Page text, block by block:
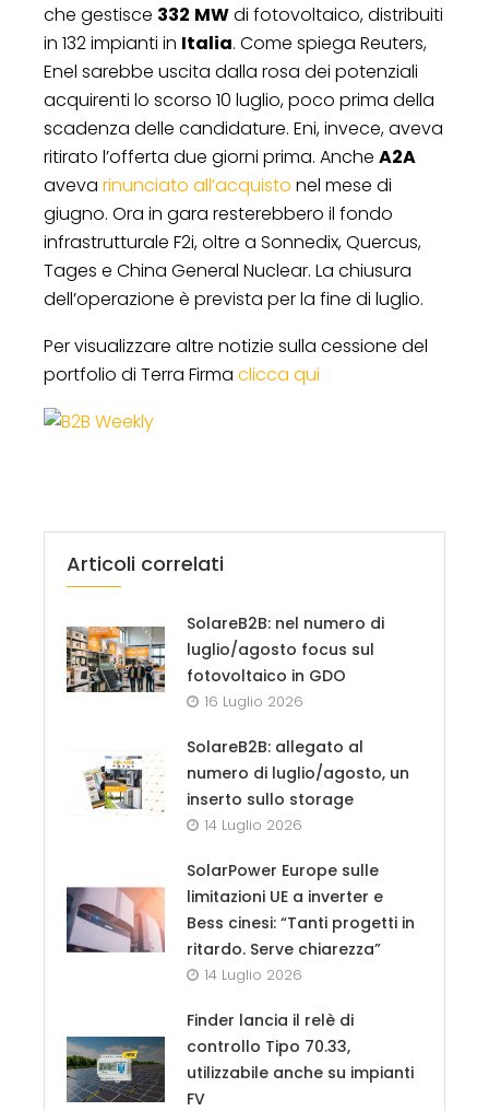
che gestisce 332 MWdi fotovoltaico, distribuiti
in 132 impianti in Italia. Come spiega Reuters,
Enel sarebbe uscita dalla rosa dei potenziali
acquirenti lo scorso 10 luglio, poco prima della
scadenza delle candidature. Eni, invece, aveva
ritirato l’offerta due giorni prima. Anche A2A
aveva rinunciato all’acquisto nel mese di
giugno. Ora in gara resterebbero il fondo
infrastrutturale F2i, oltre a Sonnedix, Quercus,
Tages e China General Nuclear. La chiusura
dell’operazione è prevista per la fine di luglio.
Per visualizzare altre notizie sulla cessione del
portfolio di Terra Firma clicca qui
Articoli correlati
SolareB2B: nel numero di
luglio/agosto focus sul
fotovoltaico in GDO
16 Luglio 2026
SolareB2B: allegato al
numero di luglio/agosto, un
inserto sullo storage
14 Luglio 2026
SolarPower Europe sulle
limitazioni UE a inverter e
Bess cinesi: “Tanti progetti in
ritardo. Serve chiarezza”
14 Luglio 2026
Finder lancia il relè di
controllo Tipo 70.33,
utilizzabile anche su impianti
FV